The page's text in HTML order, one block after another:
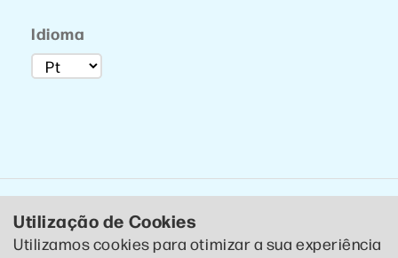
Idioma
Utilização de Cookies
Utilizamos cookies para otimizar a sua experiência